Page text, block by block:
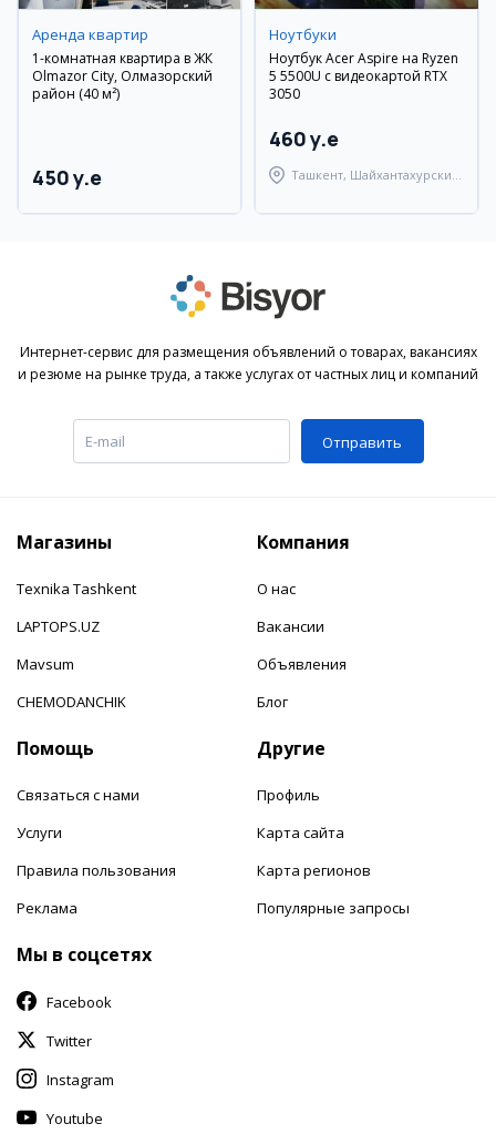
Аренда квартир
1-комнатная квартира в ЖК
Olmazor City, Олмазорский
район (40 м²)
450 y.e
Ноутбуки
Ноутбук Acer Aspire на Ryzen
5 5500U с видеокартой RTX
3050
460 y.e
Ташкент, Шайхантахурский
Интернет-сервис для размещения объявлений о товарах, вакансиях
и резюме на рынке труда, а также услугах от частных лиц и компаний
Отправить
Магазины
Texnika Tashkent
LAPTOPS.UZ
Mavsum
CHEMODANCHIK
Компания
О нас
Вакансии
Объявления
Блог
Помощь
Связаться с нами
Услуги
Правила пользования
Реклама
Другие
Профиль
Карта сайта
Карта регионов
Популярные запросы
Мы в соцсетях
Facebook
Twitter
Instagram
Youtube